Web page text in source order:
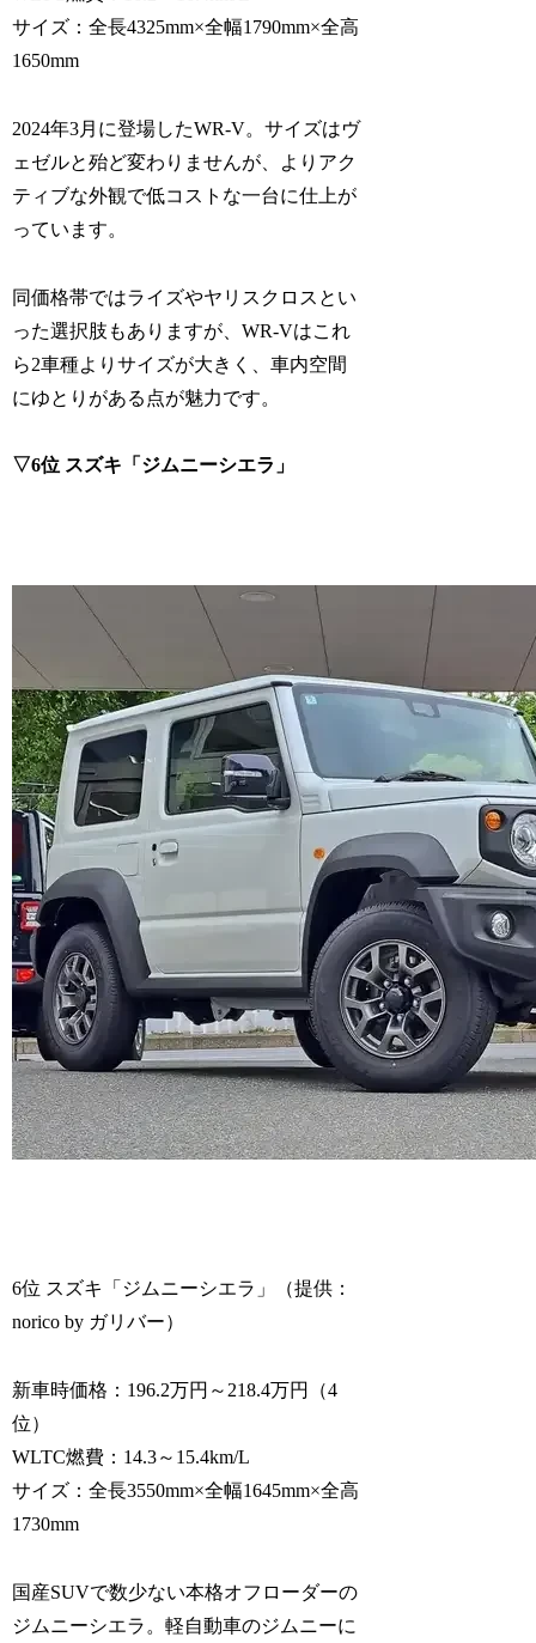
サイズ：全長4325mm×全幅1790mm×全高
1650mm
2024年3月に登場したWR-V。サイズはヴ
ェゼルと殆ど変わりませんが、よりアク
ティブな外観で低コストな一台に仕上が
っています。
同価格帯ではライズやヤリスクロスとい
った選択肢もありますが、WR-Vはこれ
ら2車種よりサイズが大きく、車内空間
にゆとりがある点が魅力です。
▽6位 スズキ「ジムニーシエラ」
6位 スズキ「ジムニーシエラ」（提供：
norico by ガリバー）
新車時価格：196.2万円～218.4万円（4
位）
WLTC燃費：14.3～15.4km/L
サイズ：全長3550mm×全幅1645mm×全高
1730mm
国産SUVで数少ない本格オフローダーの
ジムニーシエラ。軽自動車のジムニーに